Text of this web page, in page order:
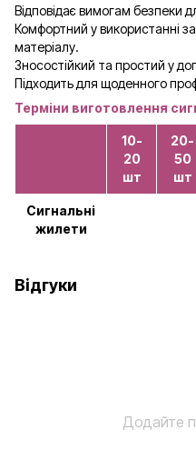
Відповідає вимогам безпеки
Комфортний у використанні
матеріалу.
Зносостійкий та простий у
Підходить для щоденного
Терміни виготовлення
10-
20
шт
20-
50
шт
Сигнальні
жилети
Відгуки
Додайте